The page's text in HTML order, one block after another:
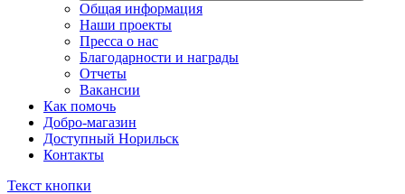
Общая информация
Наши проекты
Пресса о нас
Благодарности и награды
Отчеты
Вакансии
Как помочь
Добро-магазин
Доступный Норильск
Контакты
Текст кнопки